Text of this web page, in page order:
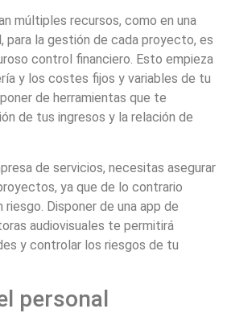
múltiples recursos, como en una
para la gestión de cada proyecto, es
control financiero. Esto empieza
y los costes fijos y variables de tu
de herramientas que te
de tus ingresos y la relación de
de servicios, necesitas asegurar
ya que de lo contrario
Disponer de una app de
audiovisuales te permitirá
y controlar los riesgos de tu
personal